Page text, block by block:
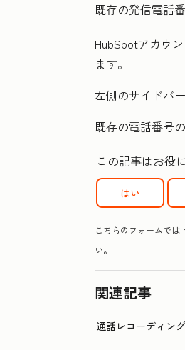
既存の発信電話
HubSpotアカウ
ます。
左側のサイドバ
既存の電話番号
この記事はお役
はい
こちらのフォームで
い。
関連記事
通話レコーディン